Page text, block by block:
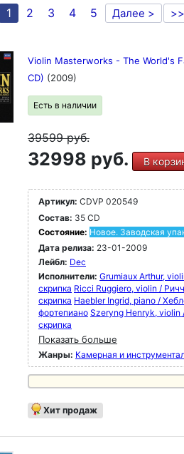
1 2 3 4 5 Далее > >>
Violin Masterworks - The World's
CD) (2009)
Есть в наличии
39599руб.
32998 руб. В
Артикул: CDVP 020549
Состав: 35 CD
Состояние: Новое. Заводская
Дата релиза: 23-01-2009
Лейбл: Dec
Исполнители: Grumiaux Arthur,
скрипка Ricci Ruggiero, violin /
скрипка Haebler Ingrid, piano /
фортепиано Szeryng Henryk, violin
скрипка
Показать больше
Жанры: Камерная и
Хит продаж